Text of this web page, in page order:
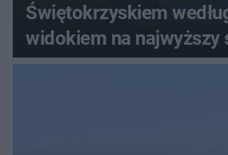
Świętokrzyskiem
widokiem na najwyższy
Świętokrzyskich